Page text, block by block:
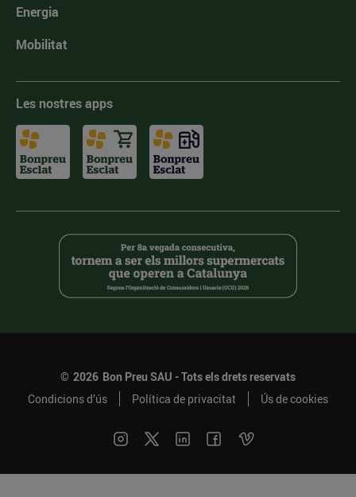
Energia
Mobilitat
Les nostres apps
© 2026 Bon Preu SAU - Tots els drets reservats
Condicions d’ús
Política de privacitat Ús de cookies